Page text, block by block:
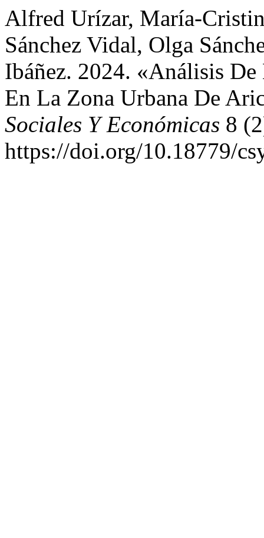
Alfred Urízar, María-
Sánchez Vidal, Olga
Ibáñez. 2024. «Análisis De
En La Zona Urbana De
Sociales Y Económicas 8
https://doi.org/10.18779/